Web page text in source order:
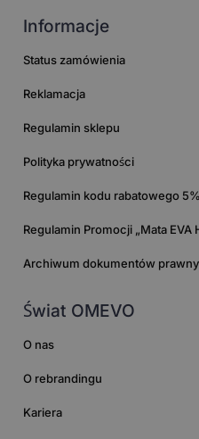
Informacje
Status zamówienia
Reklamacja
Regulamin sklepu
Polityka prywatności
Regulamin kodu rabatowego 5%
Regulamin Promocji „Mata EVA
Archiwum dokumentów
Świat OMEVO
O nas
O rebrandingu
Kariera